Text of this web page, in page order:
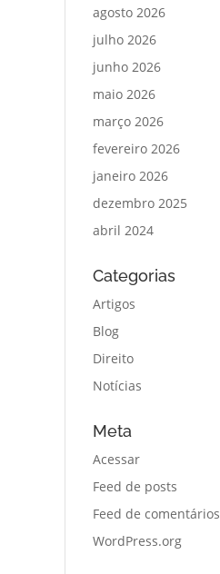
agosto 2026
julho 2026
junho 2026
maio 2026
março 2026
fevereiro 2026
janeiro 2026
dezembro 2025
abril 2024
Categorias
Artigos
Blog
Direito
Notícias
Meta
Acessar
Feed de posts
Feed de comentários
WordPress.org